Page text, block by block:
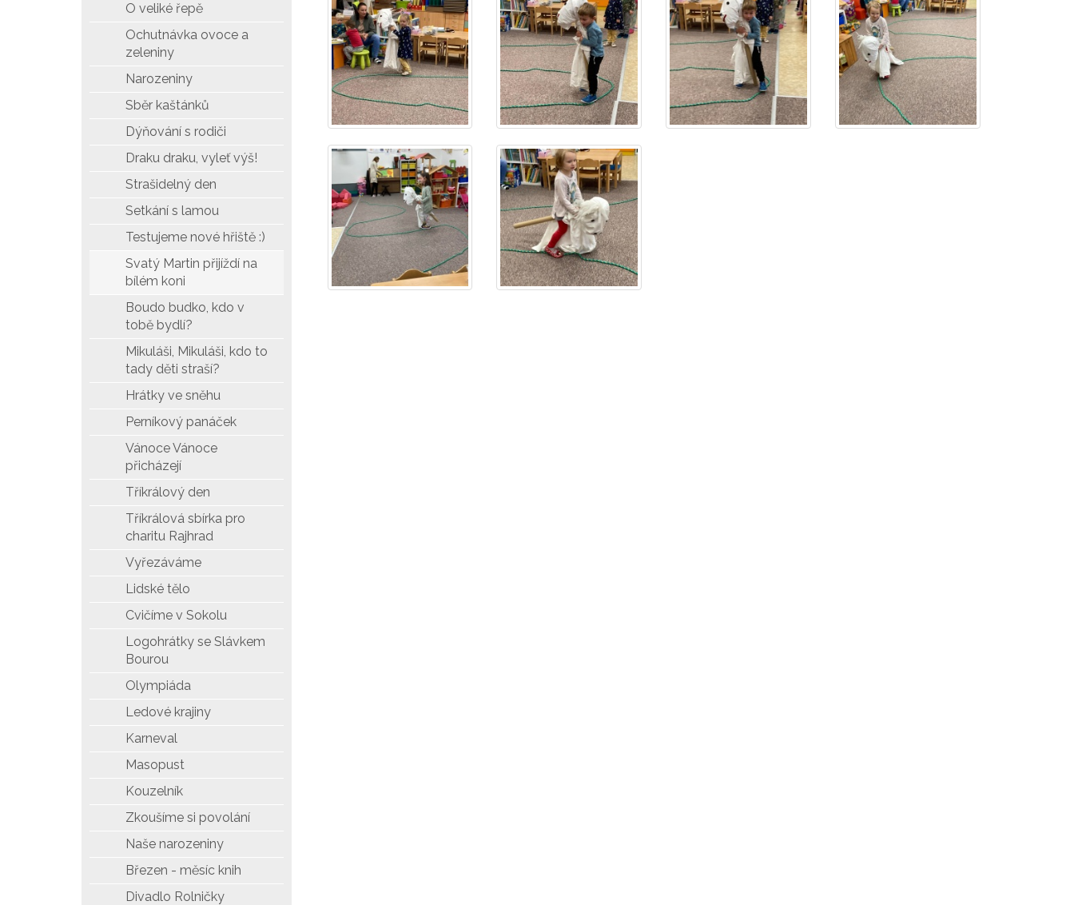
O veliké řepě
Ochutnávka ovoce a
zeleniny
Narozeniny
Sběr kaštánků
Dýňování s rodiči
Draku draku, vyleť výš!
Strašidelný den
Setkání s lamou
Testujeme nové hřiště :)
Svatý Martin přijíždí na
bílém koni
Boudo budko, kdo v
tobě bydlí?
Mikuláši, Mikuláši, kdo to
tady děti straší?
Hrátky ve sněhu
Perníkový panáček
Vánoce Vánoce
přicházejí
Tříkrálový den
Tříkrálová sbírka pro
charitu Rajhrad
Vyřezáváme
Lidské tělo
Cvičíme v Sokolu
Logohrátky se Slávkem
Bourou
Olympiáda
Ledové krajiny
Karneval
Masopust
Kouzelník
Zkoušíme si povolání
Naše narozeniny
Březen - měsíc knih
Divadlo Rolničky